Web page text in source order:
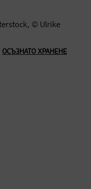
© Ulrike
ОСЪЗНАТО ХРАНЕНЕ